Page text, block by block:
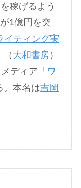
稼げるよう
1億円を突
イティング実
（ 大和書房）
ディア「 ワ
。本名は吉岡